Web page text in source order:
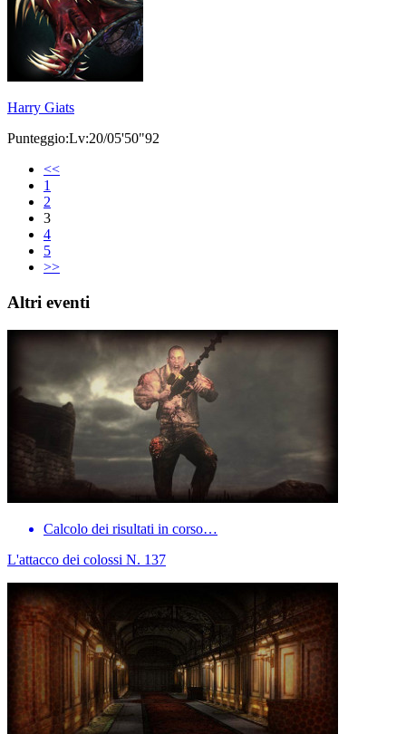
Harry Giats
Punteggio:Lv:20/05'50"92
<<
1
2
3
4
5
>>
Altri eventi
Calcolo dei risultati in corso…
L'attacco dei colossi N. 137